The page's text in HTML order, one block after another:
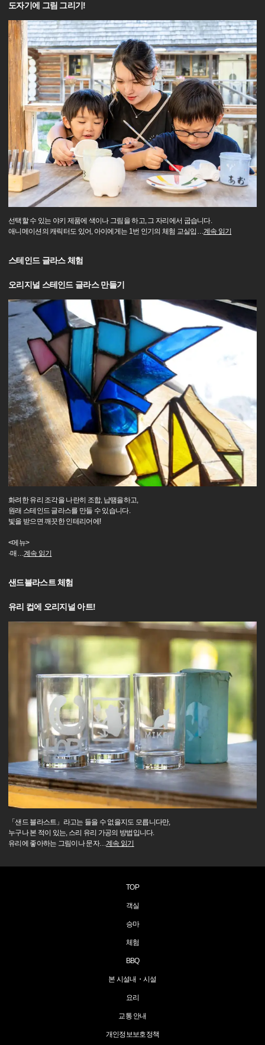
도자기에 그림 그리기!
선택할 수 있는 야키 제품에 색이나 그림을 하고, 그 자리에서 굽습니다.
애니메이션의 캐릭터도 있어, 아이에게는 1번 인기의 체험 교실입 …계속 읽기
스테인드 글라스 체험
오리지널 스테인드 글라스 만들기
화려한 유리 조각을 나란히 조합, 납땜을하고,
원래 스테인드 글라스를 만들 수 있습니다.
빛을 받으면 깨끗한 인테리어에!
<메뉴>
·매 …계속 읽기
샌드블라스트 체험
유리 컵에 오리지널 아트!
「샌드 블라스트」라고는 들을 수 없을지도 모릅니다만,
누구나 본 적이 있는, 스리 유리 가공의 방법입니다.
유리에 좋아하는 그림이나 문자…계속 읽기
TOP
객실
승마
체험
BBQ
본 시설내・시설
요리
교통 안내
개인정보보호정책